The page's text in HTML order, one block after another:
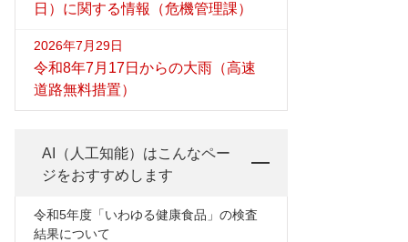
日）に関する情報（危機管理課）
2026年7月29日
令和8年7月17日からの大雨（高速
道路無料措置）
AI（人工知能）はこんなペー
ジをおすすめします
令和5年度「いわゆる健康食品」の検査
結果について